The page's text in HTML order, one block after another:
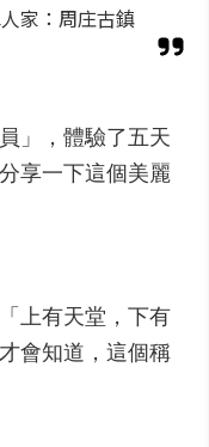
家：周庄古鎮
」，體驗了五天
享一下這個美麗
上有天堂，下有
會知道，這個稱